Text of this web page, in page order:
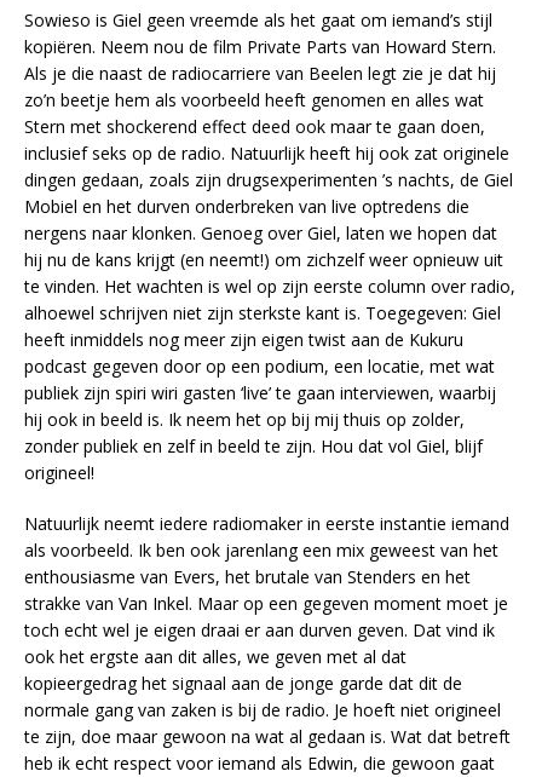
Sowieso is Giel geen vreemde als het gaat om iemand’s stijl
kopiëren. Neem nou de film Private Parts van Howard Stern.
Als je die naast de radiocarriere van Beelen legt zie je dat hij
zo’n beetje hem als voorbeeld heeft genomen en alles wat
Stern met shockerend effect deed ook maar te gaan doen,
inclusief seks op de radio. Natuurlijk heeft hij ook zat originele
dingen gedaan, zoals zijn drugsexperimenten ’s nachts, de Giel
Mobiel en het durven onderbreken van live optredens die
nergens naar klonken. Genoeg over Giel, laten we hopen dat
hij nu de kans krijgt (en neemt!) om zichzelf weer opnieuw uit
te vinden. Het wachten is wel op zijn eerste column over radio,
alhoewel schrijven niet zijn sterkste kant is. Toegegeven: Giel
heeft inmiddels nog meer zijn eigen twist aan de Kukuru
podcast gegeven door op een podium, een locatie, met wat
publiek zijn spiri wiri gasten ‘live’ te gaan interviewen, waarbij
hij ook in beeld is. Ik neem het op bij mij thuis op zolder,
zonder publiek en zelf in beeld te zijn. Hou dat vol Giel, blijf
origineel!
Natuurlijk neemt iedere radiomaker in eerste instantie iemand
als voorbeeld. Ik ben ook jarenlang een mix geweest van het
enthousiasme van Evers, het brutale van Stenders en het
strakke van Van Inkel. Maar op een gegeven moment moet je
toch echt wel je eigen draai er aan durven geven. Dat vind ik
ook het ergste aan dit alles, we geven met al dat
kopieergedrag het signaal aan de jonge garde dat dit de
normale gang van zaken is bij de radio. Je hoeft niet origineel
te zijn, doe maar gewoon na wat al gedaan is. Wat dat betreft
heb ik echt respect voor iemand als Edwin, die gewoon gaat